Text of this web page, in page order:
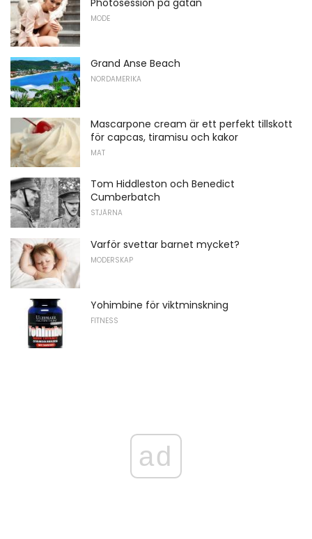
Photosession på gatan
MODE
Grand Anse Beach
NORDAMERIKA
Mascarpone cream är ett perfekt tillskott
för capcas, tiramisu och kakor
MAT
Tom Hiddleston och Benedict
Cumberbatch
STJÄRNA
Varför svettar barnet mycket?
MODERSKAP
Yohimbine för viktminskning
FITNESS
ad